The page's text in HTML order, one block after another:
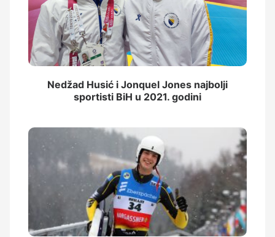
Nedžad Husić i Jonquel Jones najbolji
sportisti BiH u 2021. godini